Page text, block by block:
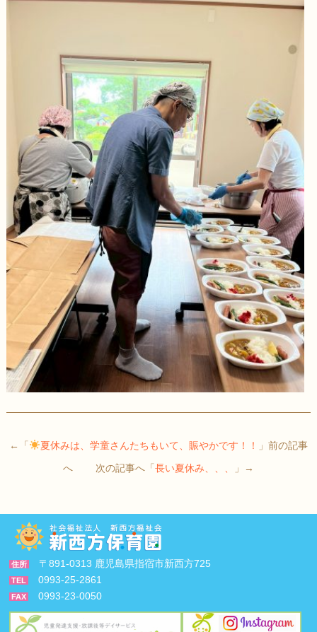
←「 夏休みは、学童さんたちもいて、賑やかです！！
」前の記事
へ 次の記事へ「 長い夏休み、、、 」→
住所 〒891-0313 鹿児島県指宿市新西方725
TEL 0993-25-2861
FAX 0993-23-0050